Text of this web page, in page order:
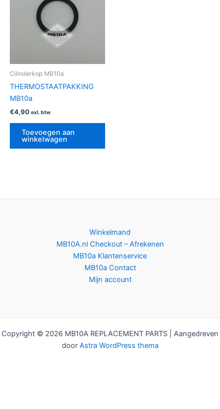
Cilinderkop MB10a
THERMOSTAATPAKKING
MB10a
€4,90 exl. btw
Toevoegen aan
winkelwagen
Winkelmand
MB10A.nl Checkout – Afrekenen
MB10a Klantenservice
MB10a Contact
Mijn account
Copyright © 2026 MB10A REPLACEMENT PARTS | Aangedreven
door Astra WordPress thema